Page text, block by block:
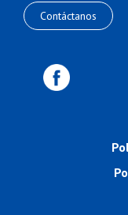
Contáctanos